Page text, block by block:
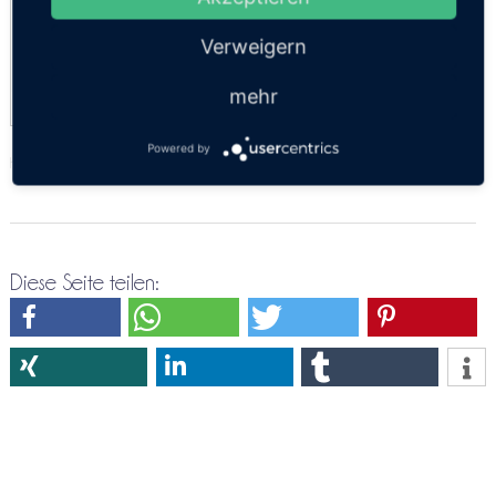
Economy
https://thailandsun.12go.asia/de/travel/Rayong/Krabi/?z=416557
Diese Seite teilen:
Verweigern
mehr
Powered by